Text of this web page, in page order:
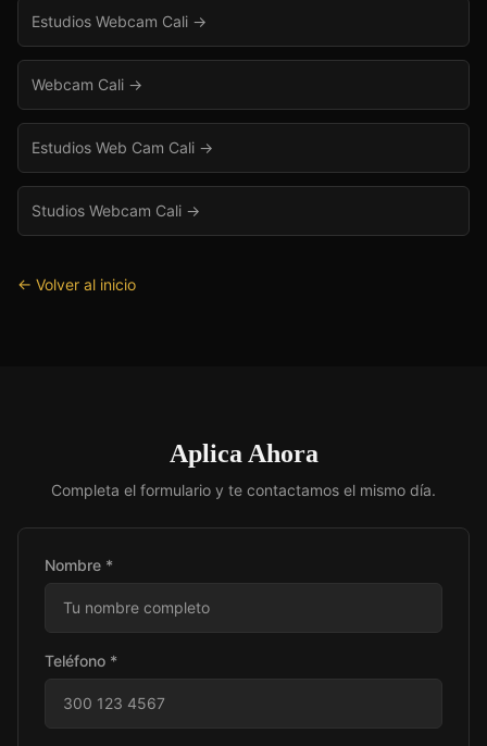
Estudios Webcam Cali →
Webcam Cali →
Estudios Web Cam Cali →
Studios Webcam Cali →
← Volver al inicio
Aplica Ahora
Completa el formulario y te contactamos el mismo día.
Nombre *
Teléfono *